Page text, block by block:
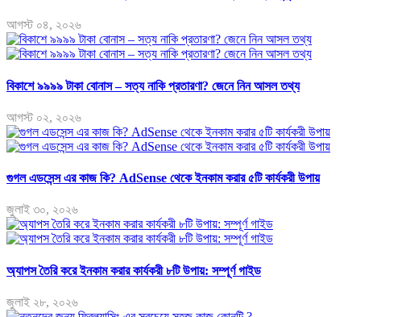
আগস্ট ০৪, ২০২৬
বিকাশে ৯৯৯৯ টাকা বোনাস – সত্য নাকি প্রতারণা? জেনে নিন আসল তথ্য
আগস্ট ০২, ২০২৬
গুগল এডসেন্স এর কাজ কি? AdSense থেকে ইনকাম করার ৫টি কার্যকরী উপায়
জুলাই ৩০, ২০২৬
অ্যাপস তৈরি করে ইনকাম করার কার্যকরী ৮টি উপায়: সম্পূর্ণ গাইড
জুলাই ২৮, ২০২৬